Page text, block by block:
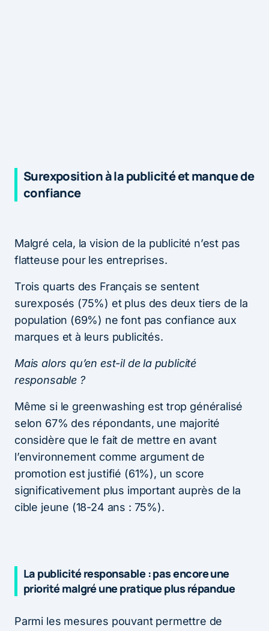
Surexposition à la publicité et manque de
confiance
Malgré cela, la vision de la publicité n’est pas
flatteuse pour les entreprises.
Trois quarts des Français se sentent
surexposés (75%) et plus des deux tiers de la
population (69%) ne font pas confiance aux
marques et à leurs publicités.
Mais alors qu’en est-il de la publicité
responsable ?
Même si le greenwashing est trop généralisé
selon 67% des répondants, une majorité
considère que le fait de mettre en avant
l’environnement comme argument de
promotion est justifié (61%), un score
significativement plus important auprès de la
cible jeune (18-24 ans : 75%).
La publicité responsable : pas encore une
priorité malgré une pratique plus répandue
Parmi les mesures pouvant permettre de